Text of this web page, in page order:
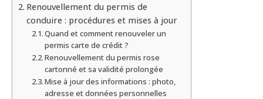
Renouvellement du permis de
conduire : procédures et mises à jour
Quand et comment renouveler un
permis carte de crédit ?
Renouvellement du permis rose
cartonné et sa validité prolongée
Mise à jour des informations : photo,
adresse et données personnelles